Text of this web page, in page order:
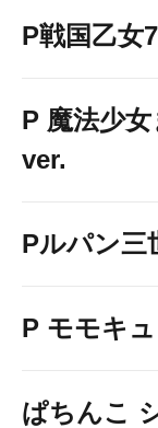
P戦国乙女
P 魔法少
ver.
Pルパン三
P モモキ
ぱちんこ